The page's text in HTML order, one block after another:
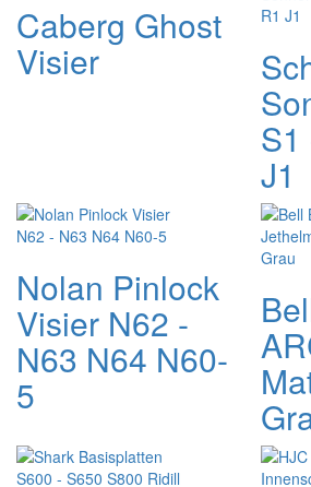
Caberg Ghost
Visier
S1
J1
Nolan Pinlock
Visier N62 -
N63 N64 N60-
5